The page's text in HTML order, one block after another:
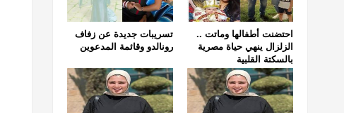
تسريبات جديدة عن زفاف
رونالدو وقائمة المدعوين
احتضنت أطفالها وماتت ..
الزلزال ينهي حياة مصرية
بالسكتة القلبية